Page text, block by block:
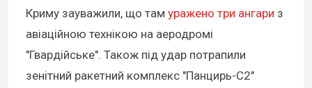
Криму зауважили, що там уражено три ангари з
авіаційною технікою на аеродромі
"Гвардійське". Також під удар потрапили
зенітний ракетний комплекс "Панцирь-С2"